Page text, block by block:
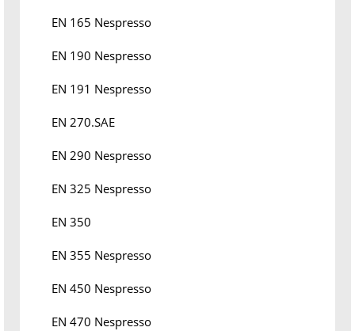
EN 165 Nespresso
EN 190 Nespresso
EN 191 Nespresso
EN 270.SAE
EN 290 Nespresso
EN 325 Nespresso
EN 350
EN 355 Nespresso
EN 450 Nespresso
EN 470 Nespresso